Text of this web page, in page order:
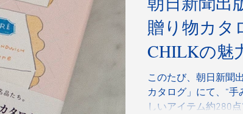
験”を大切にしていま
る場所ではなく、時
いただける場所だと
という街に根を張り
て、一つひとつ丁寧
贈り物カタ
CHILKの魅
このたび、朝日新聞
カタログ」にて、“
しいアイテム約280